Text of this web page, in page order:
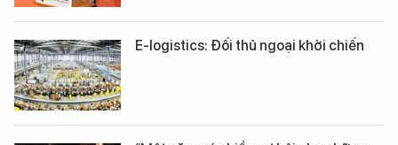
E-logistics: Đối thủ ngoại khởi chiến